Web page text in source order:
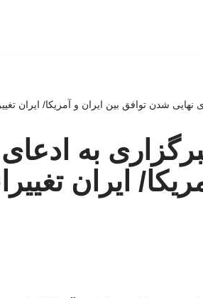
شدن توافق بین ایران و آمریکا/ ایران
به
ایران